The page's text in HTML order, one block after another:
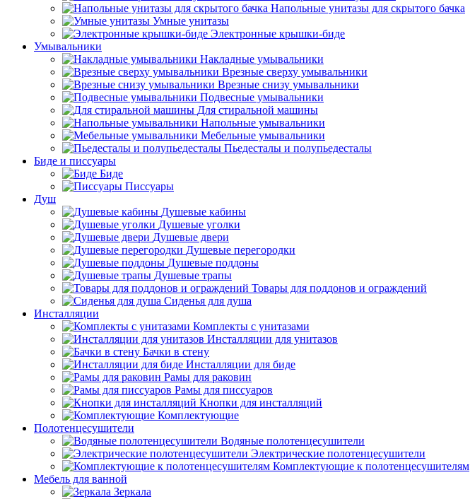
Напольные унитазы для скрытого бачка
Умные унитазы
Электронные крышки-биде
Умывальники
Накладные умывальники
Врезные сверху умывальники
Врезные снизу умывальники
Подвесные умывальники
Для стиральной машины
Напольные умывальники
Мебельные умывальники
Пьедесталы и полупьедесталы
Биде и писсуары
Биде
Писсуары
Душ
Душевые кабины
Душевые уголки
Душевые двери
Душевые перегородки
Душевые поддоны
Душевые трапы
Товары для поддонов и ограждений
Сиденья для душа
Инсталляции
Комплекты с унитазами
Инсталляции для унитазов
Бачки в стену
Инсталляции для биде
Рамы для раковин
Рамы для писсуаров
Кнопки для инсталляций
Комплектующие
Полотенцесушители
Водяные полотенцесушители
Электрические полотенцесушители
Комплектующие к полотенцесушителям
Мебель для ванной
Зеркала